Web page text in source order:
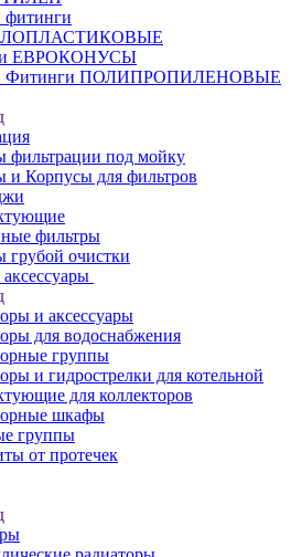
фитинги
ЕВРОКОНУСЫ
Фитинги ПОЛИПРОПИЛЕНОВЫЕ
фильтрации под мойку
и Корпусы для фильтров
фильтры
грубой очистки
и аксессуары
для водоснабжения
группы
и гидрострелки для котельной
для коллекторов
шкафы
группы
от протечек